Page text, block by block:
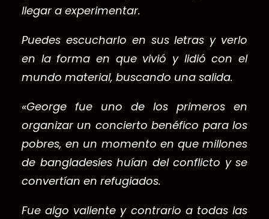
llegar a experimentar.
Puedes escucharlo en sus letras y verlo
en la forma en que vivió y lidió con el
mundo material, buscando una salida.
«George fue uno de los primeros en
organizar un concierto benéfico para los
pobres, en un momento en que millones
de bangladesíes huían del conflicto y se
convertían en refugiados.
Fue algo valiente y contrario a todas las